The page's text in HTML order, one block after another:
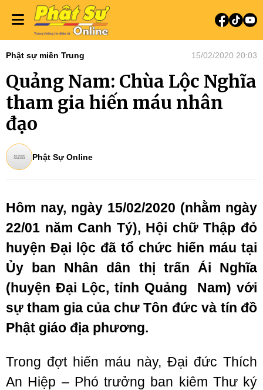
Phật sự miền Trung 15/02/2020 20:03
Quảng Nam: Chùa Lộc Nghĩa
tham gia hiến máu nhân
đạo
Phật Sự Online
Hôm nay, ngày 15/02/2020 (nhằm ngày
22/01 năm Canh Tý), Hội chữ Thập đỏ
huyện Đại lộc đã tổ chức hiến máu tại
Ủy ban Nhân dân thị trấn Ái Nghĩa
(huyện Đại Lộc, tỉnh Quảng Nam) với
sự tham gia của chư Tôn đức và tín đồ
Phật giáo địa phương.
Trong đợt hiến máu này, Đại đức Thích
An Hiệp – Phó trưởng ban kiêm Thư ký